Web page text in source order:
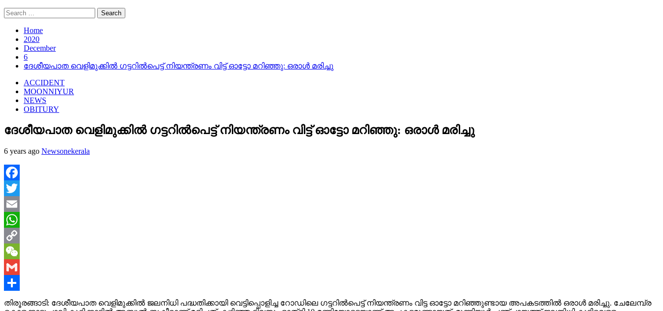
Search
for:
Home
2020
December
6
ദേശീയപാത വെളിമുക്കില്‍ ഗട്ടറില്‍പെട്ട് നിയന്ത്രണം വിട്ട് ഓട്ടോ മറിഞ്ഞു: ഒരാള്‍ മരിച്ചു
ACCIDENT
MOONNIYUR
NEWS
OBITURY
ദേശീയപാത വെളിമുക്കില്‍ ഗട്ടറില്‍പെട്ട് നിയന്ത്രണം വിട്ട് ഓട്ടോ മറിഞ്ഞു: ഒരാള്‍ മരിച്ചു
6 years ago Newsonekerala
Facebook
Twitter
Email
WhatsApp
Copy
Link
WeChat
Gmail
Share
തിരൂരങ്ങാടി: ദേശീയപാത വെളിമുക്കില്‍ ജലനിധി പദ്ധതിക്കായി വെട്ടിപ്പൊളിച്ച റോഡിലെ ഗട്ടറില്‍പെട്ട് നിയന്ത്രണം വിട്ട ഓട്ടോ മറിഞ്ഞുണ്ടായ അപകടത്തില്‍ ഒരാള്‍ മരിച്ചു. ചേലേമ്പ്ര